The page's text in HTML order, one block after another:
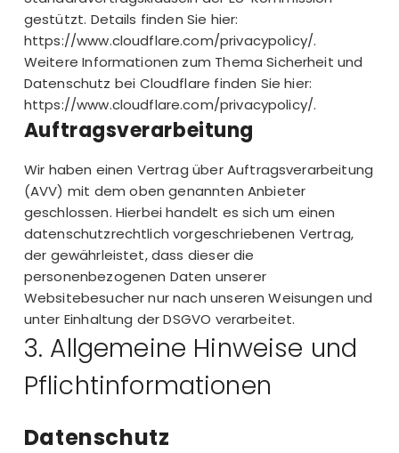
gestützt. Details finden Sie hier:
https://www.cloudflare.com/privacypolicy/.
Weitere Informationen zum Thema Sicherheit und
Datenschutz bei Cloudflare finden Sie hier:
https://www.cloudflare.com/privacypolicy/.
Auftragsverarbeitung
Wir haben einen Vertrag über Auftragsverarbeitung
(AVV) mit dem oben genannten Anbieter
geschlossen. Hierbei handelt es sich um einen
datenschutzrechtlich vorgeschriebenen Vertrag,
der gewährleistet, dass dieser die
personenbezogenen Daten unserer
Websitebesucher nur nach unseren Weisungen und
unter Einhaltung der DSGVO verarbeitet.
3. Allgemeine Hinweise und
Pflicht­informationen
Datenschutz